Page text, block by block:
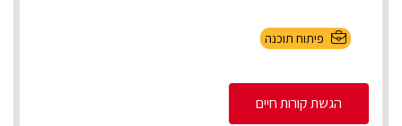
פיתוח תוכנה
הגשת קורות חיים